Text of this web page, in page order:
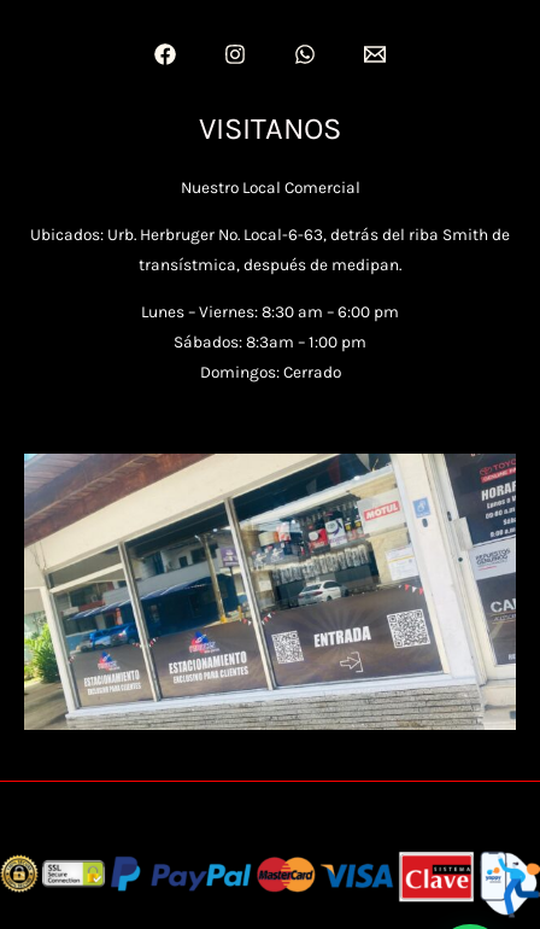
VISITANOS
Nuestro Local Comercial
Ubicados: Urb. Herbruger No. Local-6-63, detrás del riba Smith de
transístmica, después de medipan.
Lunes – Viernes: 8:30 am – 6:00 pm
Sábados: 8:3am – 1:00 pm
Domingos: Cerrado